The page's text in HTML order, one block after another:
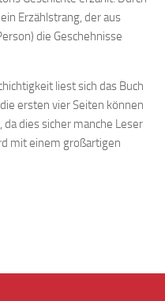
Erzählstrang, der aus
die Geschehnisse
liest sich das Buch
ersten vier Seiten können
dies sicher manche Leser
mit einem großartigen